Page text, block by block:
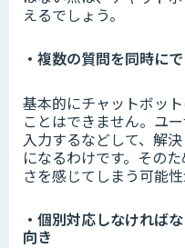
えるでしょう。
・複数の質問を同時に
基本的にチャットボッ
ことはできません。ユ
入力するなどして、解
になるわけです。その
さを感じてしまう可能性
・個別対応しなければ
向き